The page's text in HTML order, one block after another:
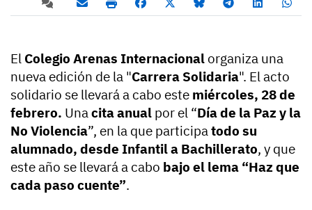
El Colegio Arenas Internacional organiza una
nueva edición de la "Carrera Solidaria". El acto
solidario se llevará a cabo este miércoles, 28 de
febrero. Una cita anual por el “Día de la Paz y la
No Violencia”, en la que participa todo su
alumnado, desde Infantil a Bachillerato, y que
este año se llevará a cabo bajo el lema “Haz que
cada paso cuente”.